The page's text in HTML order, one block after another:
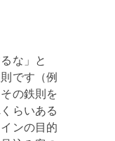
な」と
です（例
の鉄則を
らいある
ンの目的